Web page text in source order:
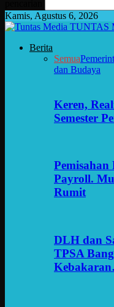
Kamis, Agustus 6, 2026
TUNTAS
Berita
Semua
dan Budaya
Keren,
Semester
Pemisahan
Payroll.
Rumit
DLH dan
TPSA